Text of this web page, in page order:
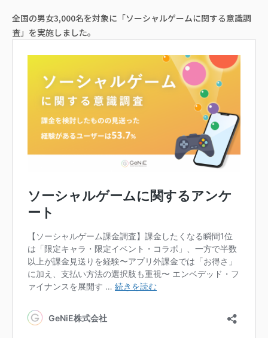
全国の男女3,000名を対象に「ソーシャルゲームに関する意識調
査」を実施しました。